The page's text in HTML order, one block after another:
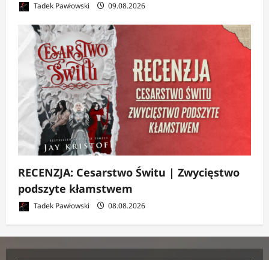
Tadek Pawłowski 09.08.2026
RECENZJA: Cesarstwo Świtu | Zwycięstwo
podszyte kłamstwem
Tadek Pawłowski 08.08.2026